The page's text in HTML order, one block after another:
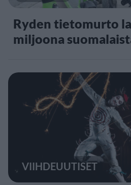
Ryden tietomurto
miljoona
VIIHDEUUTISET